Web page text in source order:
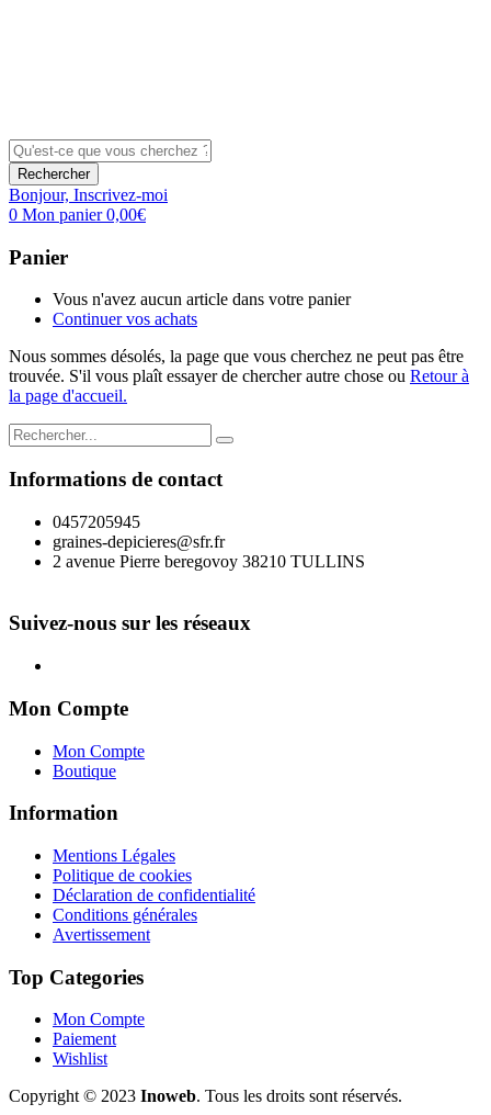
Rechercher
Bonjour, Inscrivez-moi
0 Mon panier0,00€
Panier
Vous n'avez aucun article dans votre panier
Continuer vos achats
Nous sommes désolés, la page que vous cherchez ne peut pas être
trouvée. S'il vous plaît essayer de chercher autre chose ou Retour à
la page d'accueil.
Informations de contact
0457205945
graines-depicieres@sfr.fr
2 avenue Pierre beregovoy 38210 TULLINS
Suivez-nous sur les réseaux
Mon Compte
Mon Compte
Boutique
Information
Mentions Légales
Politique de cookies
Déclaration de confidentialité
Conditions générales
Avertissement
Top Categories
Mon Compte
Paiement
Wishlist
Copyright © 2023 Inoweb. Tous les droits sont réservés.